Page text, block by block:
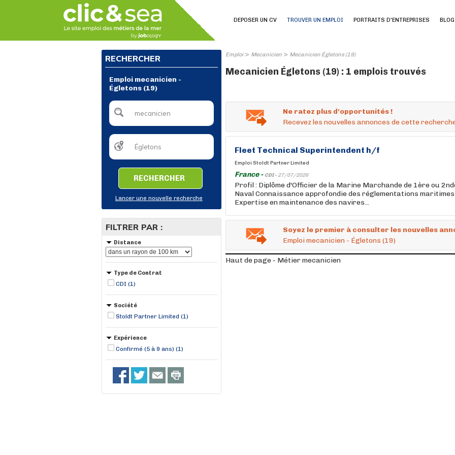
DEPOSER UN CV TROUVER UN EMPLOI PORTRAITS D'ENTREPRISES
RECHERCHER
Emploi mecanicien -
Égletons (19)
RECHERCHER
Lancer une nouvelle recherche
FILTRER PAR :
Distance
Type de Contrat
CDI (1)
Société
Stoldt Partner Limited (1)
Expérience
Confirmé (5 à 9 ans) (1)
Emploi> Mecanicien > Mecanicien Égletons (19)
Mecanicien Égletons (19) : 1 emplois trouvés
Ne ratez plus d'opportunités !
Recevez les nouvelles annonces de cette
Fleet Technical Superintendent h/f
Emploi Stoldt Partner Limited
France - CDI - 27/07/2026
Profil : Diplôme d'Officier de la Marine Marchande de 1ère ou
Naval Connaissance approfondie des réglementations
Expertise en maintenance des navires...
Soyez le premier à consulter les nouvelles
Emploi mecanicien - Égletons (19)
Haut de page - Métier mecanicien